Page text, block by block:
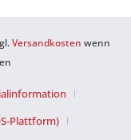
Versandkosten wenn
Plattform)